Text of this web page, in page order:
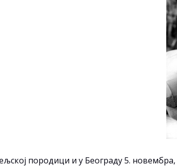
породици и у Београду 5.